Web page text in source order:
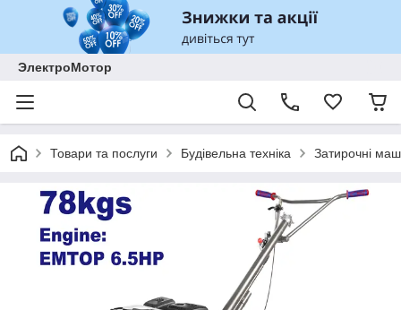
ЭлектроМотор
Товари та послуги Будівельна техніка Затирочні